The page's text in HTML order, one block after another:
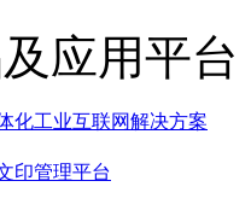
应用平台
化工业互联网解决方案
印管理平台